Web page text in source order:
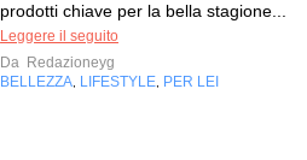
prodotti chiave per la bella stagione...
Leggere il seguito
Da Redazioneyg
BELLEZZA, LIFESTYLE, PER LEI